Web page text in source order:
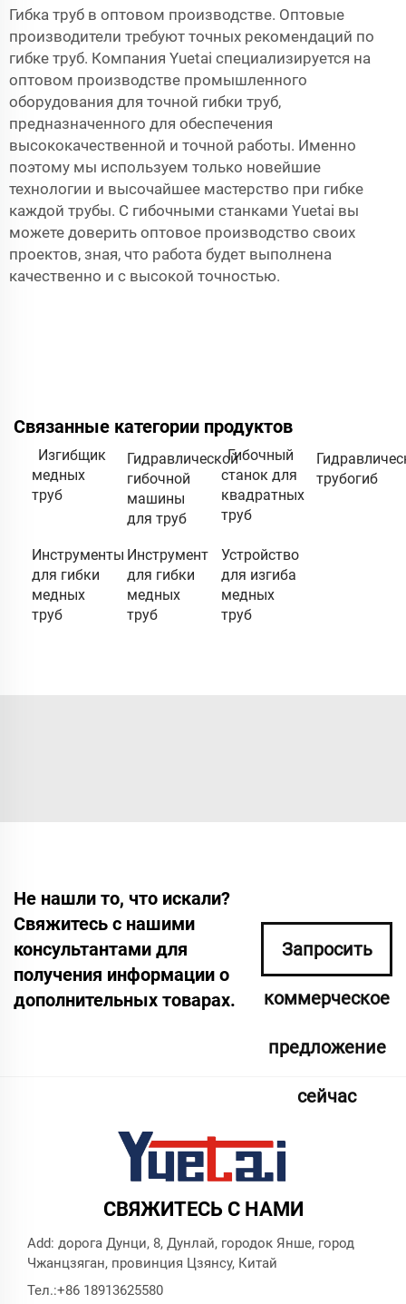
Гибка труб в оптовом производстве. Оптовые
производители требуют точных рекомендаций по
гибке труб. Компания Yuetai специализируется на
оптовом производстве промышленного
оборудования для точной гибки труб,
предназначенного для обеспечения
высококачественной и точной работы. Именно
поэтому мы используем только новейшие
технологии и высочайшее мастерство при гибке
каждой трубы. С гибочными станками Yuetai вы
можете доверить оптовое производство своих
проектов, зная, что работа будет выполнена
качественно и с высокой точностью.
Связанные категории продуктов
Изгибщик
медных
труб
Гидравлической
гибочной
машины
для труб
Гибочный
станок для
квадратных
труб
трубогиб
Инструменты
для гибки
медных
труб
Инструмент
для гибки
медных
труб
Устройство
для изгиба
медных
труб
Не нашли то, что искали?
Свяжитесь с нашими
консультантами для
получения информации о
дополнительных товарах.
Запросить
коммерческое
предложение
сейчас
СВЯЖИТЕСЬ С НАМИ
Add: дорога Дунци, 8, Дунлай, городок Янше, город
Чжанцзяган, провинция Цзянсу, Китай
Тел.:+86 18913625580